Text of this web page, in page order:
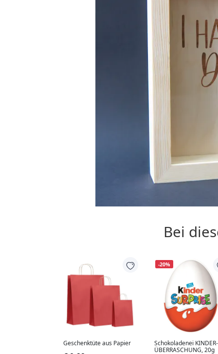
Bei
Geschenktüte aus Papier
-20%
Schokoladenei KINDER-
ÜBERRASCHUNG, 20g